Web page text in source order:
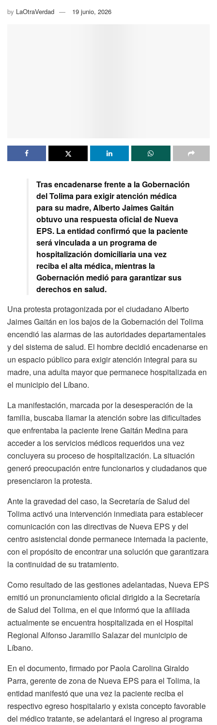
by LaOtraVerdad 19 junio, 2026
Tras encadenarse frente a la Gobernación
del Tolima para exigir atención médica
para su madre, Alberto Jaimes Gaitán
obtuvo una respuesta oficial de Nueva
EPS. La entidad confirmó que la paciente
será vinculada a un programa de
hospitalización domiciliaria una vez
reciba el alta médica, mientras la
Gobernación medió para garantizar sus
derechos en salud.
Una protesta protagonizada por el ciudadano Alberto
Jaimes Gaitán en los bajos de la Gobernación del Tolima
encendió las alarmas de las autoridades departamentales
y del sistema de salud. El hombre decidió encadenarse en
un espacio público para exigir atención integral para su
madre, una adulta mayor que permanece hospitalizada en
el municipio del Líbano.
La manifestación, marcada por la desesperación de la
familia, buscaba llamar la atención sobre las dificultades
que enfrentaba la paciente Irene Gaitán Medina para
acceder a los servicios médicos requeridos una vez
concluyera su proceso de hospitalización. La situación
generó preocupación entre funcionarios y ciudadanos que
presenciaron la protesta.
Ante la gravedad del caso, la Secretaría de Salud del
Tolima activó una intervención inmediata para establecer
comunicación con las directivas de Nueva EPS y del
centro asistencial donde permanece internada la paciente,
con el propósito de encontrar una solución que garantizara
la continuidad de su tratamiento.
Como resultado de las gestiones adelantadas, Nueva EPS
emitió un pronunciamiento oficial dirigido a la Secretaría
de Salud del Tolima, en el que informó que la afiliada
actualmente se encuentra hospitalizada en el Hospital
Regional Alfonso Jaramillo Salazar del municipio de
Líbano.
En el documento, firmado por Paola Carolina Giraldo
Parra, gerente de zona de Nueva EPS para el Tolima, la
entidad manifestó que una vez la paciente reciba el
respectivo egreso hospitalario y exista concepto favorable
del médico tratante, se adelantará el ingreso al programa